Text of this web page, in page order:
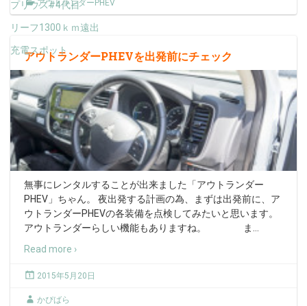
プリウス#4代目
リーフ1300ｋｍ遠出
充電スポット
アウトランダーPHEV
アウトランダーPHEVを出発前にチェック
無事にレンタルすることが出来ました「アウトランダー
PHEV」ちゃん。 夜出発する計画の為、まずは出発前に、ア
ウトランダーPHEVの各装備を点検してみたいと思います。
アウトランダーらしい機能もありますね。 ま
Read more ›
2015年5月20日
かぴばら